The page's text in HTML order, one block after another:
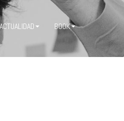
ACTUALIDAD BOOK